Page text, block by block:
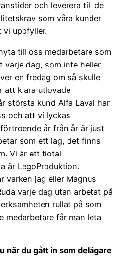
och leverera till de
som våra kunder
vi uppfyller.
till oss medarbetare som
varje dag, som inte heller
en fredag om så skulle
att klara utlovade
största kund Alfa Laval har
och att vi lyckas
år från år är just
som ett lag, det finns
Vi är ett tiotal
är LegoProduktion.
varken jag eller Magnus
varje dag utan arbetat på
rullat på som
medarbetare får man leta
när du gått in som delägare